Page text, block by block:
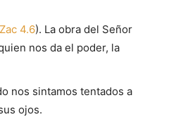
Zac 4.6). La obra del Señor
nos da el poder, la
nos sintamos tentados a
ojos.